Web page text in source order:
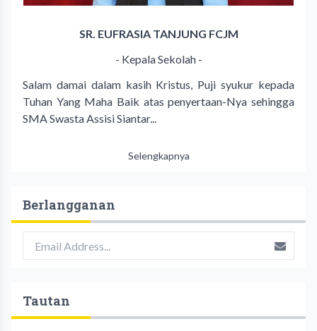
SR. EUFRASIA TANJUNG FCJM
- Kepala Sekolah -
Salam damai dalam kasih Kristus, Puji syukur kepada
Tuhan Yang Maha Baik atas penyertaan-Nya sehingga
SMA Swasta Assisi Siantar...
Selengkapnya
Berlangganan
Tautan